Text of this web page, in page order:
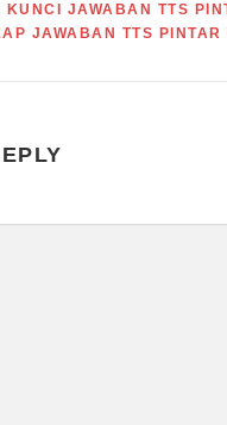
KUNCI JAWABAN TTS
JAWABAN TTS PINTAR